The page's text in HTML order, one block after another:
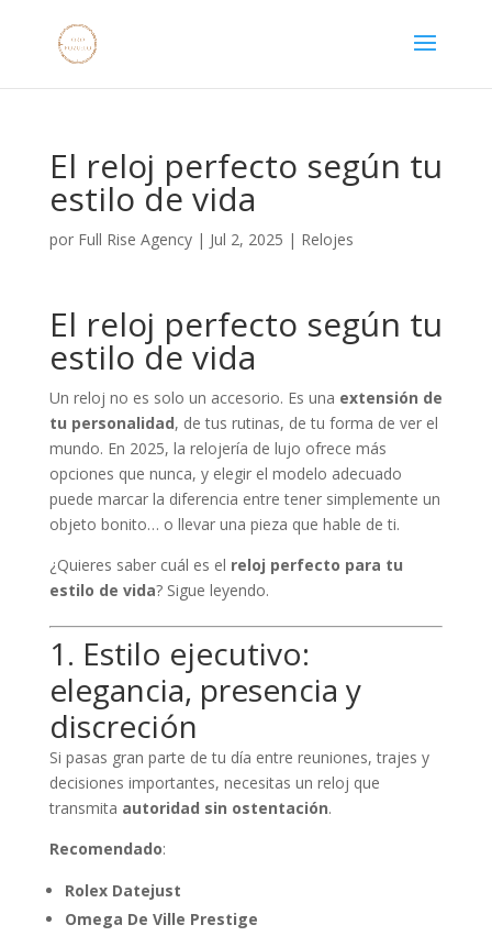
El reloj perfecto según tu
estilo de vida
por Full Rise Agency| Jul 2, 2025 | Relojes
El reloj perfecto según tu
estilo de vida
Un reloj no es solo un accesorio. Es una extensión de
tu personalidad, de tus rutinas, de tu forma de ver el
mundo. En 2025, la relojería de lujo ofrece más
opciones que nunca, y elegir el modelo adecuado
puede marcar la diferencia entre tener simplemente un
objeto bonito… o llevar una pieza que hable de ti.
¿Quieres saber cuál es el reloj perfecto para tu
estilo de vida? Sigue leyendo.
1. Estilo ejecutivo:
elegancia, presencia y
discreción
Si pasas gran parte de tu día entre reuniones, trajes y
decisiones importantes, necesitas un reloj que
transmita autoridad sin ostentación.
Recomendado:
Rolex Datejust
Omega De Ville Prestige